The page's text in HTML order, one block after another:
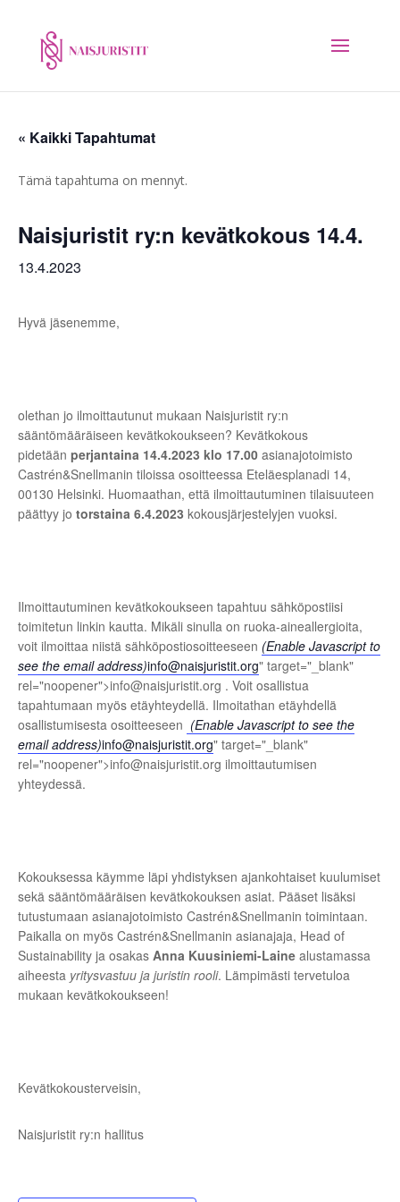
« Kaikki Tapahtumat
Tämä tapahtuma on mennyt.
Naisjuristit ry:n kevätkokous 14.4.
13.4.2023
Hyvä jäsenemme,
olethan jo ilmoittautunut mukaan Naisjuristit ry:n
sääntömääräiseen kevätkokoukseen? Kevätkokous
pidetään perjantaina 14.4.2023 klo 17.00 asianajotoimisto
Castrén&Snellmanin tiloissa osoitteessa Eteläesplanadi 14,
00130 Helsinki. Huomaathan, että ilmoittautuminen tilaisuuteen
päättyy jo torstaina 6.4.2023 kokousjärjestelyjen vuoksi.
Ilmoittautuminen kevätkokoukseen tapahtuu sähköpostiisi
toimitetun linkin kautta. Mikäli sinulla on ruoka-aineallergioita,
voit ilmoittaa niistä sähköpostiosoitteeseen (Enable Javascript to
see the email address)info@naisjuristit.org" target="_blank"
rel="noopener">info@naisjuristit.org . Voit osallistua
tapahtumaan myös etäyhteydellä. Ilmoitathan etäyhdellä
osallistumisesta osoitteeseen (Enable Javascript to see the
email address)info@naisjuristit.org" target="_blank"
rel="noopener">info@naisjuristit.org ilmoittautumisen
yhteydessä.
Kokouksessa käymme läpi yhdistyksen ajankohtaiset kuulumiset
sekä sääntömääräisen kevätkokouksen asiat. Pääset lisäksi
tutustumaan asianajotoimisto Castrén&Snellmanin toimintaan.
Paikalla on myös Castrén&Snellmanin asianajaja, Head of
Sustainability ja osakas Anna Kuusiniemi-Laine alustamassa
aiheesta yritysvastuu ja juristin rooli. Lämpimästi tervetuloa
mukaan kevätkokoukseen!
Kevätkokousterveisin,
Naisjuristit ry:n hallitus